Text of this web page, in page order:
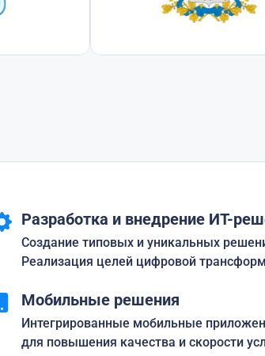
Разработка и внедрение ИТ-
Создание типовых и уникальных
Реализация целей цифровой
Мобильные решения
Интегрированные мобильные
для повышения качества и скорости